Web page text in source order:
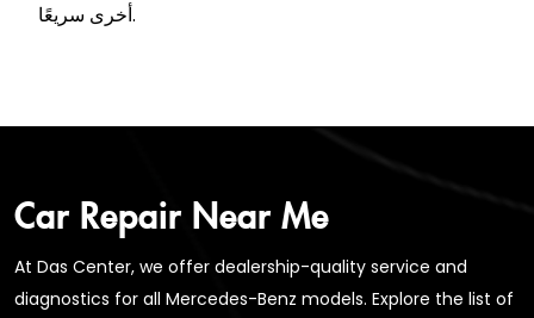
أخرى سريعًا.
Car Repair Near Me
At Das Center, we offer dealership-quality service and
diagnostics for all Mercedes-Benz models. Explore the list of